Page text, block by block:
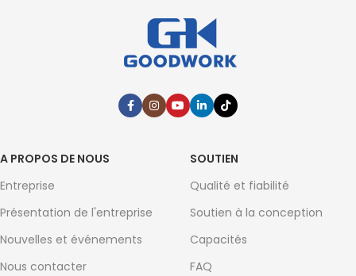
A PROPOS DE NOUS
Entreprise
Présentation de l'entreprise
Nouvelles et événements
Nous contacter
SOUTIEN
Qualité et fiabilité
Soutien à la conception
Capacités
FAQ